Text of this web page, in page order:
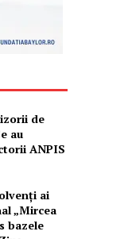
de
au
ANPIS
ai
„Mircea
bazele